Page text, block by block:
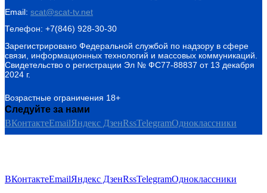
Email: scat@scat-tv.net
Телефон: +7(846) 928-30-30
Зарегистрировано Федеральной службой по надзору в сфере
связи, информационных технологий и массовых коммуникаций.
Свидетельство о регистрации Эл № ФС77-88837 от 13 декабря
2024 г.
Возрастные ограничения 18+
Следуйте за нами
ВКонтактеEmailЯндекс ДзенRssTelegramОдноклассники
ВКонтактеEmailЯндекс ДзенRssTelegramОдноклассники